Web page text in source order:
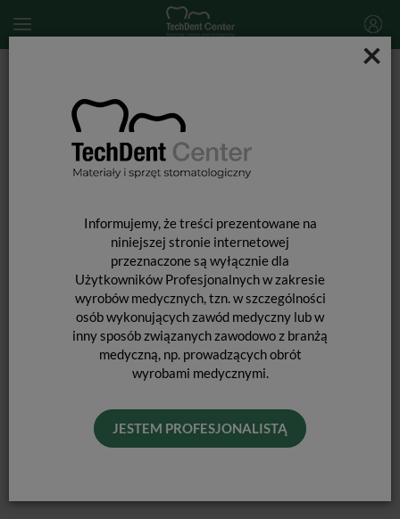
×
Informujemy, że treści prezentowane na
niniejszej stronie internetowej
przeznaczone są wyłącznie dla
Użytkowników Profesjonalnych w zakresie
wyrobów medycznych, tzn. w szczególności
osób wykonujących zawód medyczny lub w
inny sposób związanych zawodowo z branżą
medyczną, np. prowadzących obrót
wyrobami medycznymi.
JESTEM PROFESJONALISTĄ